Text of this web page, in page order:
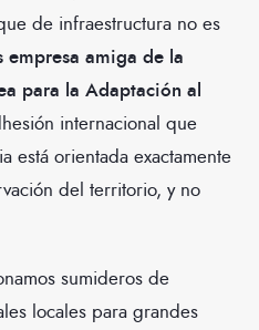
de infraestructura no es
amiga de la
para la Adaptación al
internacional que
está orientada exactamente
del territorio, y no
sumideros de
locales para grandes